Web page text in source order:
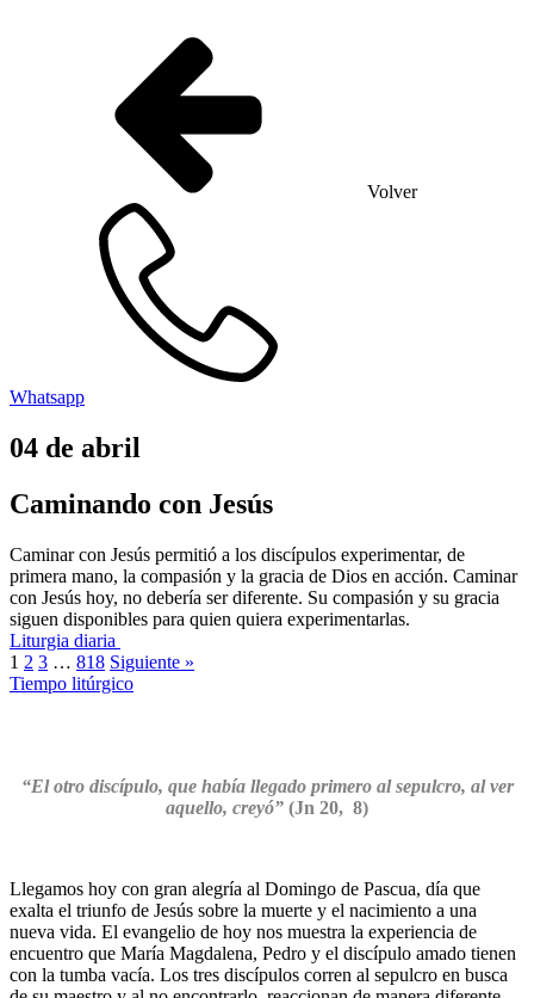
Volver
Whatsapp
04 de abril
Caminando con Jesús
Caminar con Jesús permitió a los discípulos experimentar, de
primera mano, la compasión y la gracia de Dios en acción. Caminar
con Jesús hoy, no debería ser diferente. Su compasión y su gracia
siguen disponibles para quien quiera experimentarlas.
Liturgia diaria
1 2 3 … 818 Siguiente »
Tiempo litúrgico
“El otro discípulo, que había llegado primero al sepulcro, al ver
aquello, creyó” (Jn 20, 8)
Llegamos hoy con gran alegría al Domingo de Pascua, día que
exalta el triunfo de Jesús sobre la muerte y el nacimiento a una
nueva vida. El evangelio de hoy nos muestra la experiencia de
encuentro que María Magdalena, Pedro y el discípulo amado tienen
con la tumba vacía. Los tres discípulos corren al sepulcro en busca